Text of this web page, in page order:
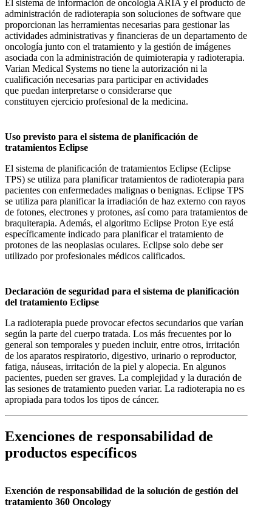
El sistema de información de oncología ARIA y el producto de
administración de radioterapia son soluciones de software que
proporcionan las herramientas necesarias para gestionar las
actividades administrativas y financieras de un departamento de
oncología junto con el tratamiento y la gestión de imágenes
asociada con la administración de quimioterapia y radioterapia.
Varian Medical Systems no tiene la autorización ni la
cualificación necesarias para participar en actividades
que puedan interpretarse o considerarse que
constituyen ejercicio profesional de la medicina.
Uso previsto para el sistema de planificación de
tratamientos Eclipse
El sistema de planificación de tratamientos Eclipse (Eclipse
TPS) se utiliza para planificar tratamientos de radioterapia para
pacientes con enfermedades malignas o benignas. Eclipse TPS
se utiliza para planificar la irradiación de haz externo con rayos
de fotones, electrones y protones, así como para tratamientos de
braquiterapia. Además, el algoritmo Eclipse Proton Eye está
específicamente indicado para planificar el tratamiento de
protones de las neoplasias oculares. Eclipse solo debe ser
utilizado por profesionales médicos calificados.
Declaración de seguridad para el sistema de planificación
del tratamiento Eclipse
La radioterapia puede provocar efectos secundarios que varían
según la parte del cuerpo tratada. Los más frecuentes por lo
general son temporales y pueden incluir, entre otros, irritación
de los aparatos respiratorio, digestivo, urinario o reproductor,
fatiga, náuseas, irritación de la piel y alopecia. En algunos
pacientes, pueden ser graves. La complejidad y la duración de
las sesiones de tratamiento pueden variar. La radioterapia no es
apropiada para todos los tipos de cáncer.
Exenciones de responsabilidad de
productos específicos
Exención de responsabilidad de la solución de gestión del
tratamiento 360 Oncology